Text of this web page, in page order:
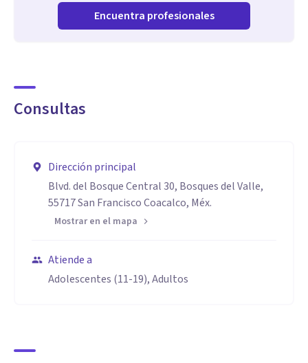
Encuentra profesionales
Consultas
Dirección principal
Blvd. del Bosque Central 30, Bosques del Valle,
55717 San Francisco Coacalco, Méx.
Mostrar en el mapa
Atiende a
Adolescentes (11-19), Adultos